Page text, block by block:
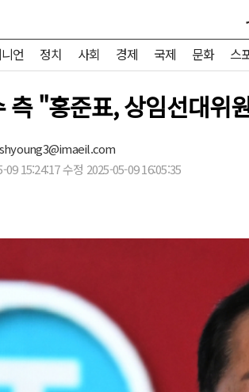
언 정치 사회 경제 국제 문화 스
측 "홍준표, 상임선대
shyoung3@imaeil.com
09 15:24:17 수정 2025-05-09 16:05:35